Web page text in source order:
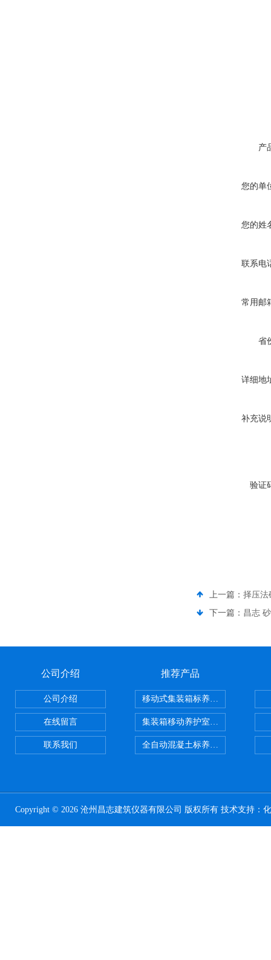
产
您的单
您的姓
联系电
常用邮
省
详细地
补充说
验证
上一篇： 择压法
下一篇： 昌志
公司介绍
公司介绍
在线留言
联系我们
推荐产品
移动式集装箱标养室 养护室设备
集装箱移动养护室 标养室
全自动混凝土标养室恒温恒湿设备
Copyright © 2026 沧州昌志建筑仪器有限公司 版权所有 技术支持：